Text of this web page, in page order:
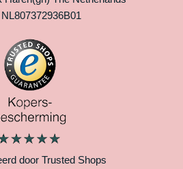
door Trusted Shops